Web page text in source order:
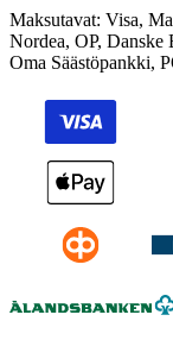
Maksutavat: Visa,
Nordea, OP, Danske
Oma Säästöpankki,